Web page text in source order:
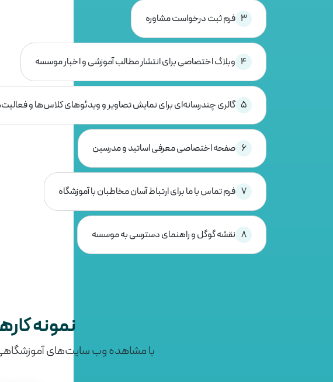
3 فرم ثبت درخواست مشاوره
4 وبلاگ اختصاصی برای انتشار مطالب آموزشی و اخبار موسسه
5 گالری چندرسانه‌ای برای نمایش تصاویر و ویدئوهای کلاس‌ها و
6 صفحه اختصاصی معرفی اساتید و مدرسین
7 فرم تماس با ما برای ارتباط آسان مخاطبان با آموزشگاه
8 نقشه گوگل و راهنمای دسترسی به موسسه
نمونه
با مشاهده وب سایت‌های آموزشگاهی